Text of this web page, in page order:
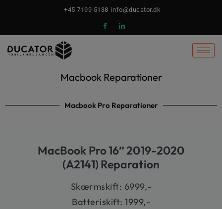
indholdet
+45 7199 5138 info@ducator.dk
Macbook Reparationer
Macbook Pro Reparationer
MacBook Pro 16″ 2019-2020
(A2141) Reparation
Skærmskift: 6999,-
Batteriskift: 1999,-